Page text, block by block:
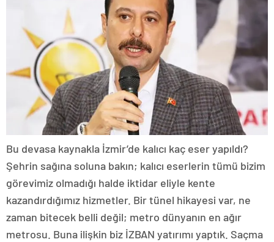
Bu devasa kaynakla İzmir’de kalıcı kaç eser yapıldı?
Şehrin sağına soluna bakın; kalıcı eserlerin tümü bizim
görevimiz olmadığı halde iktidar eliyle kente
kazandırdığımız hizmetler. Bir tünel hikayesi var, ne
zaman bitecek belli değil; metro dünyanın en ağır
metrosu. Buna ilişkin biz İZBAN yatırımı yaptık. Saçma